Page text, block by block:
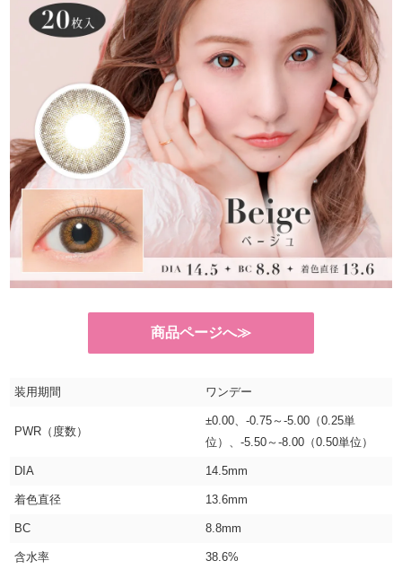
商品ページへ≫
装用期間 ワンデー
PWR（度数）
±0.00、-0.75～-5.00（0.25単
位）、-5.50～-8.00（0.50単位）
DIA 14.5mm
着色直径 13.6mm
BC 8.8mm
含水率 38.6%